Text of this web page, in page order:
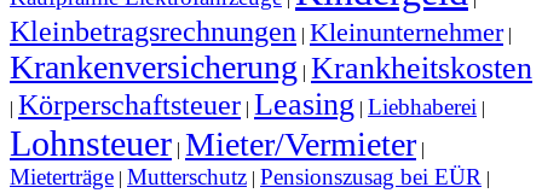
Kleinbetragsrechnungen | Kleinunternehmer|
Krankenversicherung | Krankheitskosten
| Körperschaftsteuer | Leasing | Liebhaberei |
Lohnsteuer | Mieter/Vermieter |
Mieterträge | Mutterschutz | Pensionszusag bei EÜR |